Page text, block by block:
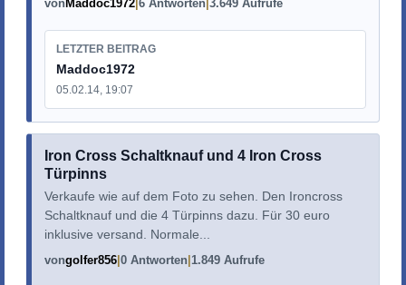
vonMaddoc1972 6 Antworten 3.649 Aufrufe
LETZTER BEITRAG
Maddoc1972
05.02.14, 19:07
Iron Cross Schaltknauf und 4 Iron Cross
Türpinns
Verkaufe wie auf dem Foto zu sehen. Den Ironcross
Schaltknauf und die 4 Türpinns dazu. Für 30 euro
inklusive versand. Normale...
vongolfer856 0 Antworten 1.849 Aufrufe